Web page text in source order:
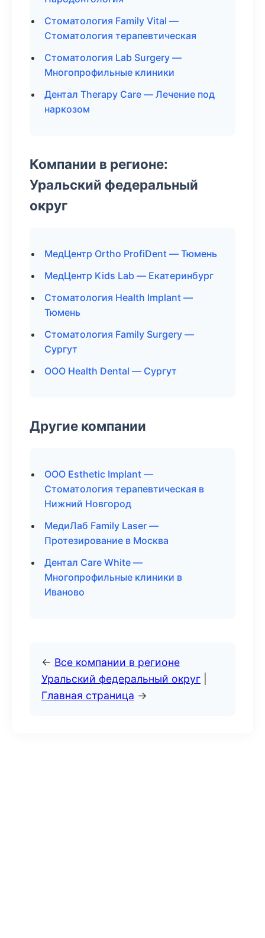
Стоматология Family Vital —
Стоматология терапевтическая
Стоматология Lab Surgery —
Многопрофильные клиники
Дентал Therapy Care — Лечение под
наркозом
Компании в регионе:
Уральский федеральный
округ
МедЦентр Ortho ProfiDent — Тюмень
МедЦентр Kids Lab — Екатеринбург
Стоматология Health Implant —
Тюмень
Стоматология Family Surgery —
Сургут
ООО Health Dental — Сургут
Другие компании
ООО Esthetic Implant —
Стоматология терапевтическая в
Нижний Новгород
МедиЛаб Family Laser —
Протезирование в Москва
Дентал Care White —
Многопрофильные клиники в
Иваново
← Все компании в регионе
Уральский федеральный округ
Главная страница →